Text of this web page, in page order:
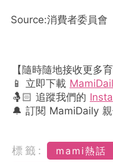
Source:消費者委員會
【隨時隨地接收更多
📱 立即下載
🤱🏻 追蹤我們的
🔔 訂閱 MamiDaily
標籤: mami熱話